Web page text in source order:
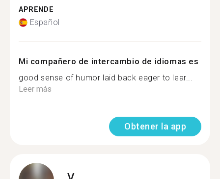
APRENDE
Español
Mi compañero de intercambio de idiomas es
good sense of humor laid back eager to lear...
Leer más
Obtener la app